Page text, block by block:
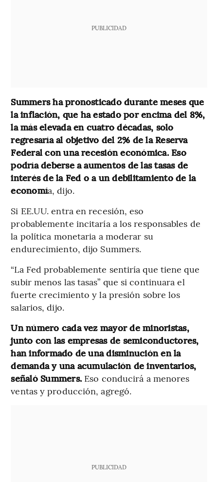
PUBLICIDAD
Summers ha pronosticado durante meses que
la inflación, que ha estado por encima del 8%,
la más elevada en cuatro décadas, solo
regresaría al objetivo del 2% de la Reserva
Federal con una recesión económica. Eso
podría deberse a aumentos de las tasas de
interés de la Fed o a un debilitamiento de la
economía, dijo.
Si EE.UU. entra en recesión, eso
probablemente incitaría a los responsables de
la política monetaria a moderar su
endurecimiento, dijo Summers.
“La Fed probablemente sentiría que tiene que
subir menos las tasas” que si continuara el
fuerte crecimiento y la presión sobre los
salarios, dijo.
Un número cada vez mayor de minoristas,
junto con las empresas de semiconductores,
han informado de una disminución en la
demanda y una acumulación de inventarios,
señaló Summers. Eso conducirá a menores
ventas y producción, agregó.
PUBLICIDAD